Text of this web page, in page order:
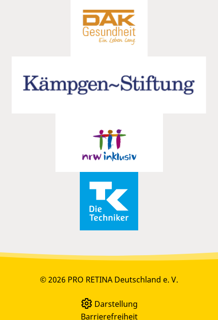
© 2026 PRO RETINA Deutschland e. V.
Darstellung
Barrierefreiheit